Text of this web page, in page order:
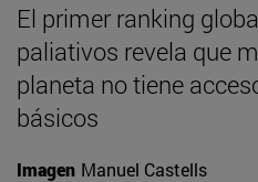
El primer ranking
paliativos revela que
planeta no tiene
básicos
Imagen Manuel Castells